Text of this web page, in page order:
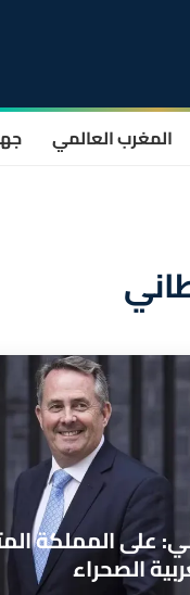
المغرب العالمي
على المملكة
الصحراء